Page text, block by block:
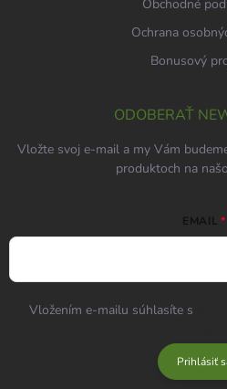
Obchodné
Ochrana
Bonusový
ODOBERAŤ
Vložte svoj e-mail a my Vám
produktoch na
EMAIL
Vložením e-mailu súhlasíte s
Prihlásiť